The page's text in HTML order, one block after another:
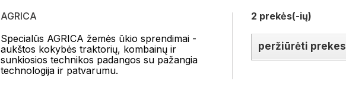
AGRICA
Specialūs AGRICA žemės ūkio sprendimai -
aukštos kokybės traktorių, kombainų ir
sunkiosios technikos padangos su pažangia
technologija ir patvarumu.
2 prekės(-ių)
peržiūrėti prekes